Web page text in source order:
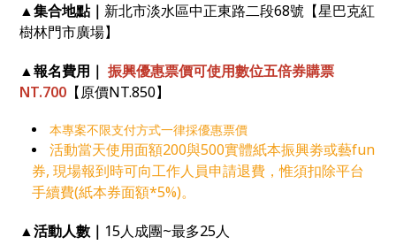
▲集合地點｜ 新北市淡水區中正東路二段68號【星巴克紅
樹林門市廣場】
▲報名費用｜ 振興優惠票價可使用數位五倍券購票
NT.700 【原價NT.850】
本專案不限支付方式一律採優惠票價
活動當天使用面額200與500實體紙本振興劵或藝fun
券, 現場報到時可向工作人員申請退費，惟須扣除平台
手續費(紙本券面額*5%)。
▲活動人數｜ 15人成團~最多25人